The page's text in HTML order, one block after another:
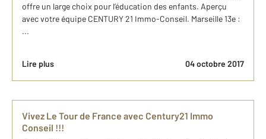
offre un large choix pour l’éducation des enfants. Aperçu
avec votre équipe CENTURY 21 Immo-Conseil. Marseille 13e :
...
Lire plus 04 octobre 2017
Vivez Le Tour de France avec Century21 Immo
Conseil !!!